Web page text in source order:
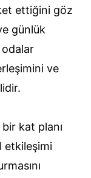
ettiğini göz
günlük
odalar
ve
kat planı
etkileşimi